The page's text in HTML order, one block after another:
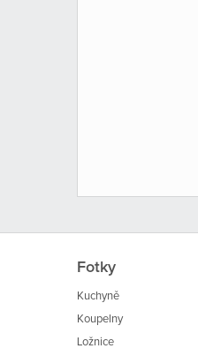
Fotky
Kuchyně
Koupelny
Ložnice